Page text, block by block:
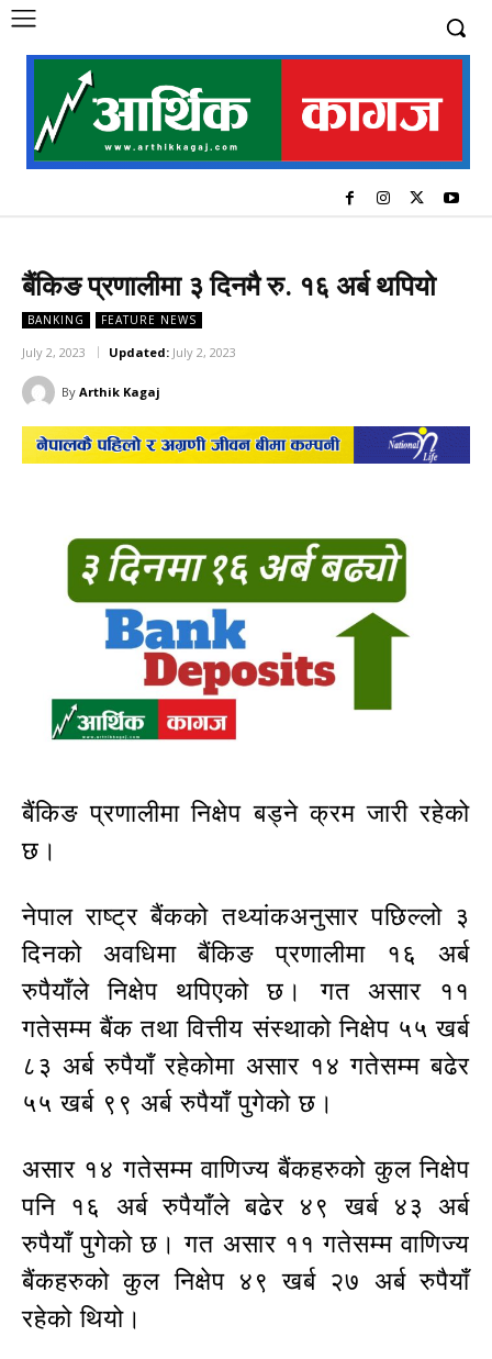
बैंकिङ प्रणालीमा ३ दिनमै रु. १६ अर्ब थपियो
BANKING FEATURE NEWS
July 2, 2023 Updated: July 2, 2023
By Arthik Kagaj
बैंकिङ प्रणालीमा निक्षेप बड्ने क्रम जारी रहेको
छ।
नेपाल राष्ट्र बैंकको तथ्यांकअनुसार पछिल्लो ३
दिनको अवधिमा बैंकिङ प्रणालीमा १६ अर्ब
रुपैयाँले निक्षेप थपिएको छ। गत असार ११
गतेसम्म बैंक तथा वित्तीय संस्थाको निक्षेप ५५ खर्ब
८३ अर्ब रुपैयाँ रहेकोमा असार १४ गतेसम्म बढेर
५५ खर्ब ९९ अर्ब रुपैयाँ पुगेको छ।
असार १४ गतेसम्म वाणिज्य बैंकहरुको कुल निक्षेप
पनि १६ अर्ब रुपैयाँले बढेर ४९ खर्ब ४३ अर्ब
रुपैयाँ पुगेको छ। गत असार ११ गतेसम्म वाणिज्य
बैंकहरुको कुल निक्षेप ४९ खर्ब २७ अर्ब रुपैयाँ
रहेको थियो।